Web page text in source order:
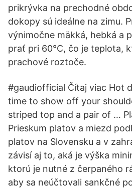
prikrývka na prechodné
dokopy sú ideálne na zimu.
výnimočne mäkká, hebká a
prať pri 60°C, čo je teplota,
prachové roztoče.
#gaudiofficial Čítaj viac Hot
time to show off your
striped top and a pair of …
Prieskum platov a miezd
platov na Slovensku a v
závisí aj to, aká je výška
ktorú je nutné z čerpaného
aby sa neúčtovali sankčné